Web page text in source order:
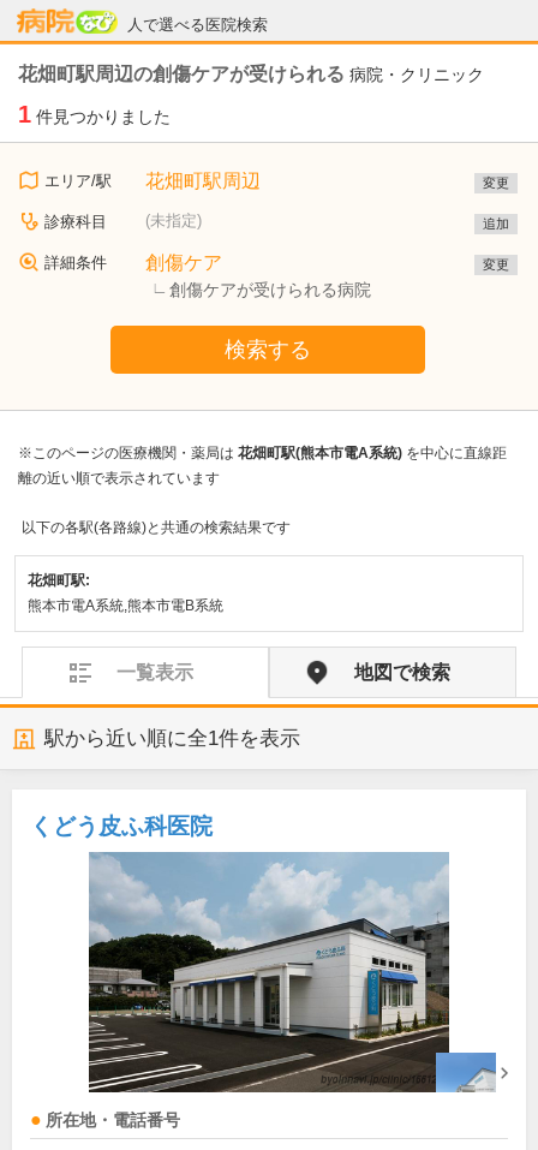
人で選べる医院検索
病院なび
花畑町駅周辺の創傷ケアが受けられる 病院・クリニック
1 件見つかりました
エリア/駅 花畑町駅周辺 変更
診療科目 (未指定) 追加
詳細条件 創傷ケア
創傷ケアが受けられる病院
変更
検索する
※このページの医療機関・薬局は 花畑町駅(熊本市電A系統) を中心に直線距
離の近い順で表示されています
以下の各駅(各路線)と共通の検索結果です
花畑町駅:
熊本市電A系統,熊本市電B系統
一覧表示 地図で検索
駅から近い順に全1件を表示
くどう皮ふ科医院
所在地・電話番号